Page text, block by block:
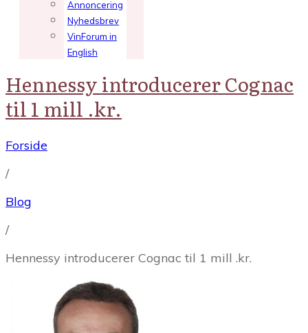
Annoncering
Nyhedsbrev
VinForum in
English
Hennessy introducerer Cognac
til 1 mill .kr.
Forside
/
Blog
/
Hennessy introducerer Cognac til 1 mill .kr.